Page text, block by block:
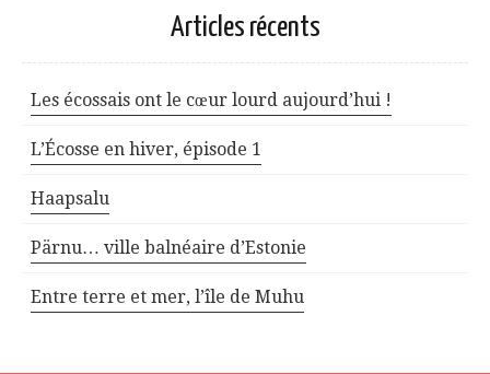
Articles récents
Les écossais ont le cœur lourd aujourd’hui !
L’Écosse en hiver, épisode 1
Haapsalu
Pärnu… ville balnéaire d’Estonie
Entre terre et mer, l’île de Muhu